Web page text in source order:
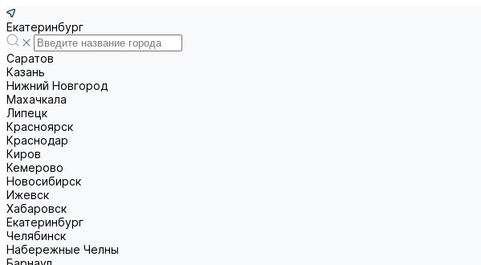
Екатеринбург
Саратов
Казань
Нижний Новгород
Махачкала
Липецк
Красноярск
Краснодар
Киров
Кемерово
Новосибирск
Ижевск
Хабаровск
Екатеринбург
Челябинск
Набережные Челны